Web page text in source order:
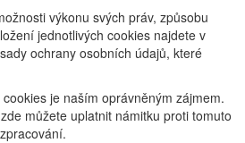
výkonu svých práv, způsobu
jednotlivých cookies najdete v
ochrany osobních údajů, které
je naším oprávněným zájmem.
můžete uplatnit námitku proti tomuto